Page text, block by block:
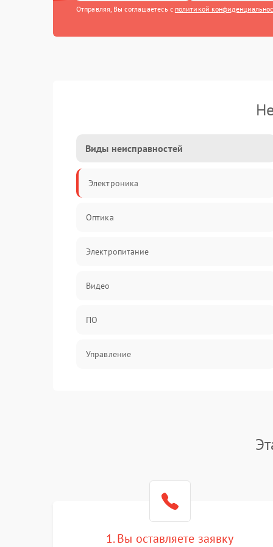
Отправляя, Вы соглашаетесь с политикой
Виды неисправностей
Электроника
Оптика
Электропитание
Видео
ПО
Управление
1. Вы оставляете заявку